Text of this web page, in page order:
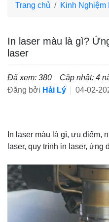
Trang chủ Kinh Nghiệm
In laser màu là gì?
laser
Đã xem: 380
Cập nhât: 4
Đăng bởi Hải Lý 04-02-
In laser màu là gì, ưu điểm,
laser, quy trình in laser, ứng